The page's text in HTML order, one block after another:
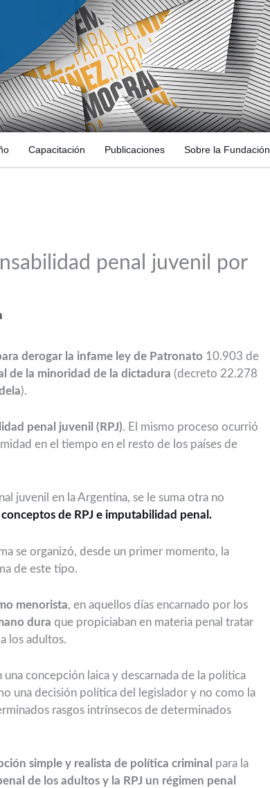
Capacitación Publicaciones Sobre la Fundación
penal juvenil por
derogar la infame ley de Patronato 10.903 de
de la minoridad de la dictadura (decreto 22.278
).
penal juvenil (RPJ). El mismo proceso ocurrió
en el tiempo en el resto de los países de
juvenil en la Argentina, se le suma otra no
de RPJ e imputabilidad penal.
se organizó, desde un primer momento, la
de este tipo.
menorista, en aquellos días encarnado por los
dura que propiciaban en materia penal tratar
los adultos.
concepción laica y descarnada de la política
una decisión política del legislador y no como la
rasgos intrínsecos de determinados
simple y realista de política criminal para la
de los adultos y la RPJ un régimen penal